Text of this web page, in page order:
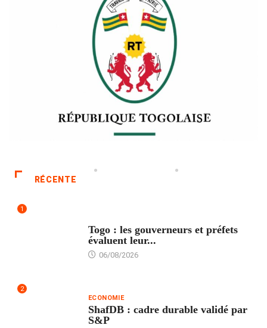
RÉCENTE
1
Togo : les gouverneurs et préfets
évaluent leur...
06/08/2026
2
ECONOMIE
ShafDB : cadre durable validé par
S&P